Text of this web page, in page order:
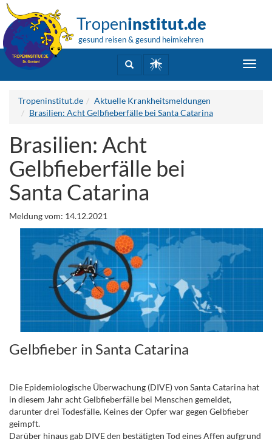
Tropeninstitut.de
gesund reisen & gesund heimkehren
Tropeninstitut.de
Aktuelle Krankheitsmeldungen
Brasilien: Acht Gelbfieberfälle bei Santa Catarina
Brasilien: Acht
Gelbfieberfälle bei
Santa Catarina
Meldung vom: 14.12.2021
Gelbfieber in Santa Catarina
Die Epidemiologische Überwachung (DIVE) von Santa Catarina hat
in diesem Jahr acht Gelbfieberfälle bei Menschen gemeldet,
darunter drei Todesfälle. Keines der Opfer war gegen Gelbfieber
geimpft.
Darüber hinaus gab DIVE den bestätigten Tod eines Affen aufgrund